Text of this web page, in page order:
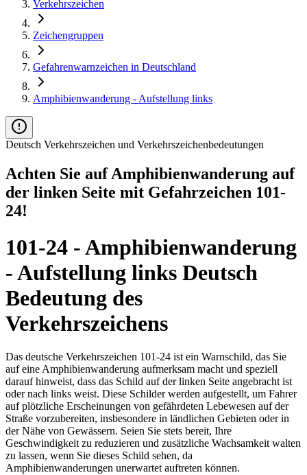
Verkehrszeichen
Zeichengruppen
Gefahrenwarnzeichen in Deutschland
Amphibienwanderung - Aufstellung links
Deutsch Verkehrszeichen und Verkehrszeichenbedeutungen
Achten Sie auf Amphibienwanderung auf
der linken Seite mit Gefahrzeichen 101-
24!
101-24 - Amphibienwanderung
- Aufstellung links Deutsch
Bedeutung des
Verkehrszeichens
Das deutsche Verkehrszeichen 101-24 ist ein Warnschild, das Sie
auf eine Amphibienwanderung aufmerksam macht und speziell
darauf hinweist, dass das Schild auf der linken Seite angebracht ist
oder nach links weist. Diese Schilder werden aufgestellt, um Fahrer
auf plötzliche Erscheinungen von gefährdeten Lebewesen auf der
Straße vorzubereiten, insbesondere in ländlichen Gebieten oder in
der Nähe von Gewässern. Seien Sie stets bereit, Ihre
Geschwindigkeit zu reduzieren und zusätzliche Wachsamkeit walten
zu lassen, wenn Sie dieses Schild sehen, da
Amphibienwanderungen unerwartet auftreten können.